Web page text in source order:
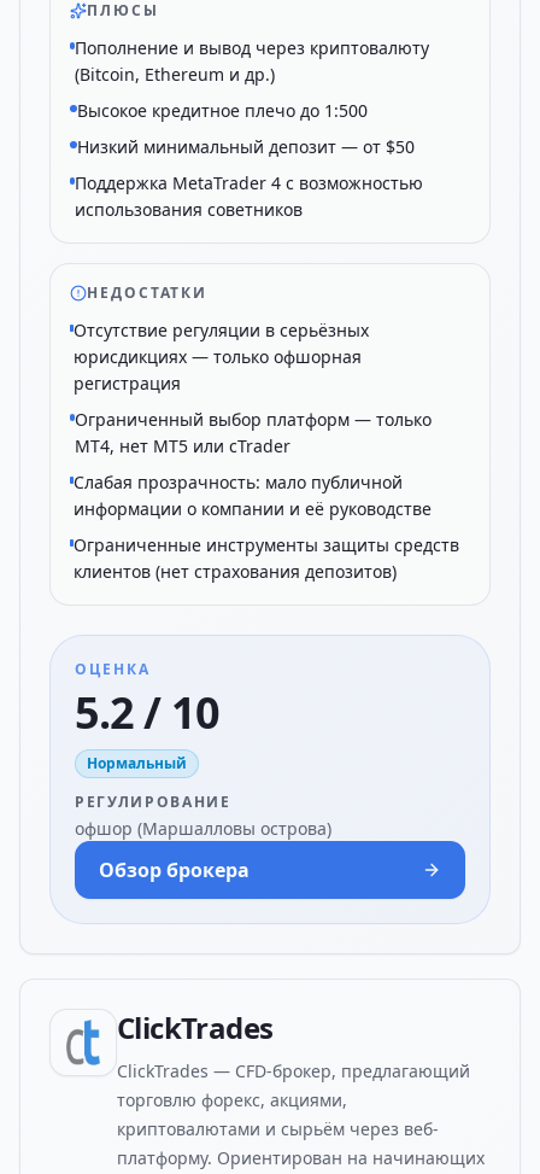
ПЛЮСЫ
Пополнение и вывод через криптовалюту
(Bitcoin, Ethereum и др.)
Высокое кредитное плечо до 1:500
Низкий минимальный депозит — от $50
Поддержка MetaTrader 4 с возможностью
использования советников
НЕДОСТАТКИ
Отсутствие регуляции в серьёзных
юрисдикциях — только офшорная
регистрация
Ограниченный выбор платформ — только
MT4, нет MT5 или cTrader
Слабая прозрачность: мало публичной
информации о компании и её руководстве
Ограниченные инструменты защиты средств
клиентов (нет страхования депозитов)
ОЦЕНКА
5.2 / 10
Нормальный
РЕГУЛИРОВАНИЕ
офшор (Маршалловы острова)
Обзор брокера
ClickTrades
ClickTrades — CFD-брокер, предлагающий
торговлю форекс, акциями,
криптовалютами и сырьём через веб-
платформу. Ориентирован на начинающих